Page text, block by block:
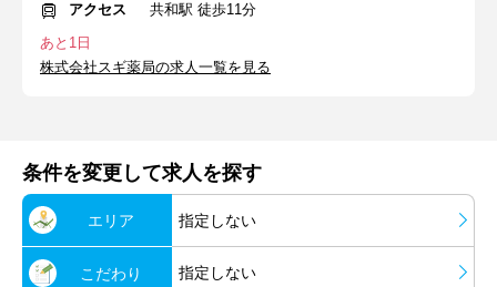
アクセス
共和駅 徒歩11分
あと1日
株式会社スギ薬局の求人一覧を見る
条件を変更して求人を探す
エリア 指定しない
こだわり 指定しない